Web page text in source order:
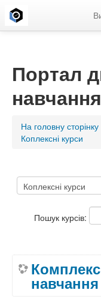
Портал
навчання
На головну сторінку
Коплексні курси
Пошук курсів: